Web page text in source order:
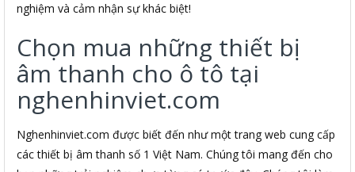
nghiệm và cảm nhận sự khác biệt!
Chọn mua những thiết bị
âm thanh cho ô tô tại
nghenhinviet.com
Nghenhinviet.com được biết đến như một trang web cung cấp
các thiết bị âm thanh số 1 Việt Nam. Chúng tôi mang đến cho